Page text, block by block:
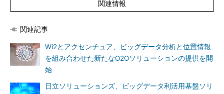
関連情報
関連記事
Wi2とアクセンチュア、ビッグデータ分析と位置情報
を組み合わせた新たなO2Oソリューションの提供を開
始
日立ソリューションズ、ビッグデータ利活用基盤ソリ